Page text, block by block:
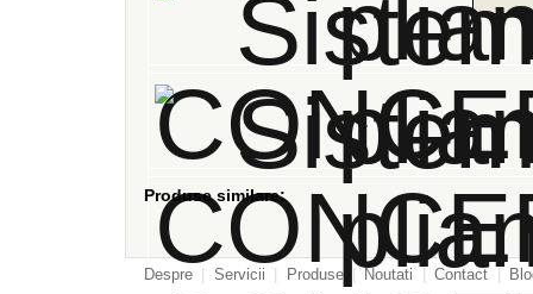
Produse similare:
Despre Servicii Produse Noutati Contact